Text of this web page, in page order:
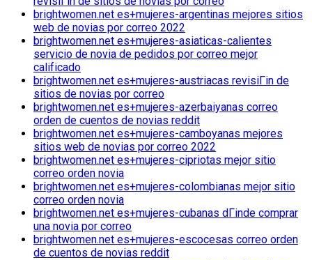
brightwomen.net es+mujeres-argentinas mejores sitios
web de novias por correo 2022
brightwomen.net es+mujeres-asiaticas-calientes
servicio de novia de pedidos por correo mejor
calificado
brightwomen.net es+mujeres-austriacas revisiГіn de
sitios de novias por correo
brightwomen.net es+mujeres-azerbaiyanas correo
orden de cuentos de novias reddit
brightwomen.net es+mujeres-camboyanas mejores
sitios web de novias por correo 2022
brightwomen.net es+mujeres-cipriotas mejor sitio
correo orden novia
brightwomen.net es+mujeres-colombianas mejor sitio
correo orden novia
brightwomen.net es+mujeres-cubanas dГіnde comprar
una novia por correo
brightwomen.net es+mujeres-escocesas correo orden
de cuentos de novias reddit